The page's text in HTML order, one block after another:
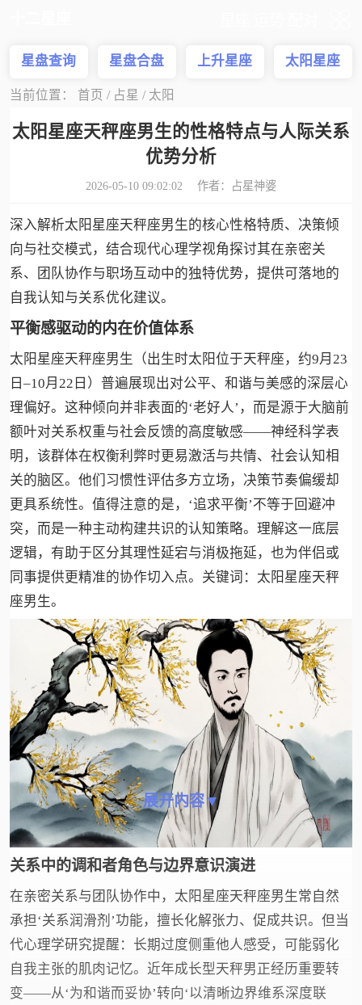
星盘查询 星盘合盘 上升星座 太阳星座
当前位置： 首页 / 占星 / 太阳
太阳星座天秤座男生的性格特点与人际关系
优势分析
2026-05-10 09:02:02 作者： 占星神婆
深入解析太阳星座天秤座男生的核心性格特质、决策倾
向与社交模式，结合现代心理学视角探讨其在亲密关
系、团队协作与职场互动中的独特优势，提供可落地的
自我认知与关系优化建议。
平衡感驱动的内在价值体系
太阳星座天秤座男生（出生时太阳位于天秤座，约9月23
日–10月22日）普遍展现出对公平、和谐与美感的深层心
理偏好。这种倾向并非表面的‘老好人’，而是源于大脑前
额叶对关系权重与社会反馈的高度敏感——神经科学表
明，该群体在权衡利弊时更易激活与共情、社会认知相
关的脑区。他们习惯性评估多方立场，决策节奏偏缓却
更具系统性。值得注意的是，‘追求平衡’不等于回避冲
突，而是一种主动构建共识的认知策略。理解这一底层
逻辑，有助于区分其理性延宕与消极拖延，也为伴侣或
同事提供更精准的协作切入点。关键词：太阳星座天秤
座男生。
关系中的调和者角色与边界意识演进
在亲密关系与团队协作中，太阳星座天秤座男生常自然
承担‘关系润滑剂’功能，擅长化解张力、促成共识。但当
代心理学研究提醒：长期过度侧重他人感受，可能弱化
自我主张的肌肉记忆。近年成长型天秤男正经历重要转
变——从‘为和谐而妥协’转向‘以清晰边界维系深度联
展开内容▼